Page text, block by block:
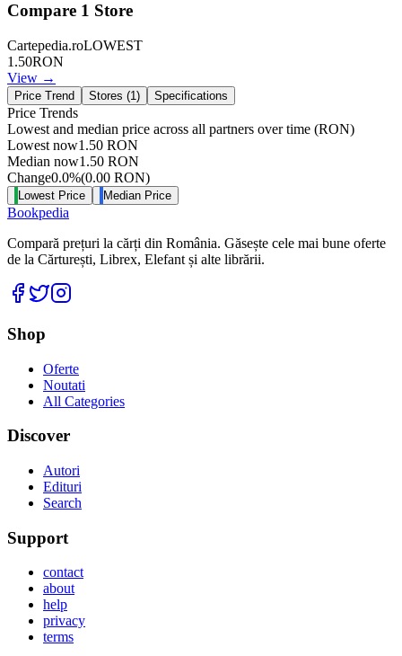
Compare 1 Store
Cartepedia.roLOWEST
1.50RON
View →
Price Trend Stores (1) Specifications
Price Trends
Lowest and median price across all partners over time (RON)
Lowest now1.50 RON
Median now1.50 RON
Change0.0%(0.00 RON)
Lowest Price Median Price
Bookpedia
Compară prețuri la cărți din România. Găsește cele mai bune oferte
de la Cărturești, Librex, Elefant și alte librării.
Facebook
Twitter
Shop
Oferte
Noutati
All Categories
Discover
Autori
Edituri
Search
Support
contact
about
help
privacy
terms